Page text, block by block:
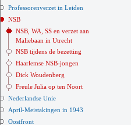
Professorenverzet in Leiden
NSB
NSB, WA, SS en verzet aan
Maliebaan in Utrecht
NSB tijdens de bezetting
Haarlemse NSB-jongen
Dick Woudenberg
Freule Julia op ten Noort
Nederlandse Unie
April-Meistakingen in 1943
Oostfront